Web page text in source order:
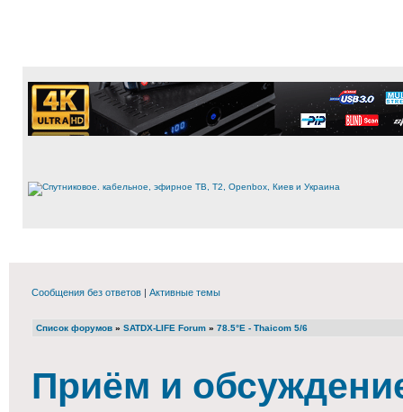
Сообщения без ответов | Активные темы
Список форумов » SATDX-LIFE Forum » 78.5°E - Thaicom 5/6
Приём и